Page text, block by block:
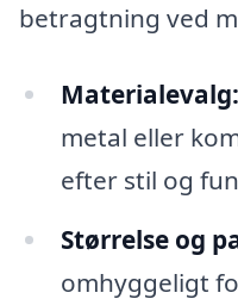
betragtning ved
Materialevalg:
metal eller
efter stil og
Størrelse og
omhyggeligt